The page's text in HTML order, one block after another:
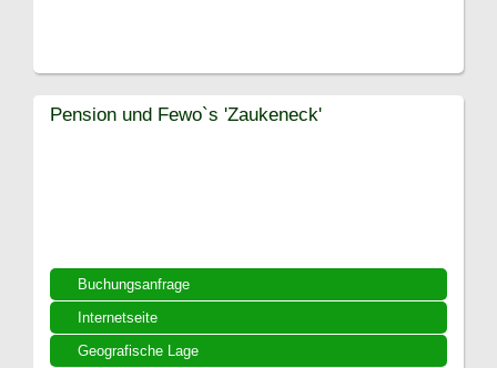
Buchungsanfrage
Internetseite
Geografische Lage
Pension und Fewo`s 'Zaukeneck'